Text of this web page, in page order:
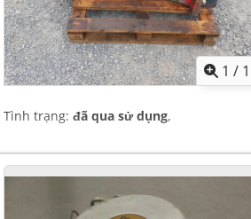
1 /
Tình trạng: đã qua sử dụng,